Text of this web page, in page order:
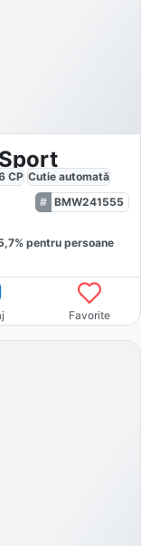
CP Cutie automată
BMW241555
% pentru persoane
Favorite